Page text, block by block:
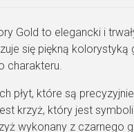
Gold to elegancki i
się piękną kolorystyką
charakteru.
płyt, które są
krzyż, który jest
wykonany z czarnego